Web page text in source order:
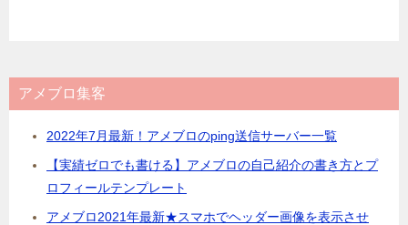
アメブロ集客
2022年7月最新！アメブロのping送信サーバー一覧
【実績ゼロでも書ける】アメブロの自己紹介の書き方とプ
ロフィールテンプレート
アメブロ2021年最新★スマホでヘッダー画像を表示させ